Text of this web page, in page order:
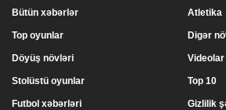
Bütün xəbərlər
Top oyunlar
Döyüş növləri
Stolüstü oyunlar
Atletika
Digər
Videolar
Top 10
Futbol xəbərləri Gizlilik